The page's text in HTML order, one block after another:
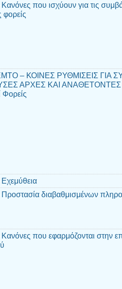
που ισχύουν για τις
φορείς
– ΚΟΙΝΕΣ ΡΥΘΜΙΣΕΙΣ ΓΙΑ
ΑΡΧΕΣ ΚΑΙ ΑΝΑΘΕΤΟΝΤΕΣ
Φορείς
διαβαθμισμένων
που εφαρμόζονται στην